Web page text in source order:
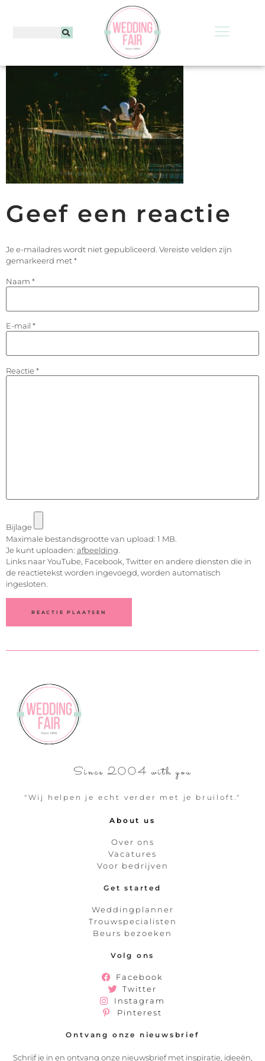
Geef een reactie
Je e-mailadres wordt niet gepubliceerd. Vereiste velden zijn
gemarkeerd met*
Naam *
E-mail *
Reactie *
Bijlage
Maximale bestandsgrootte van upload: 1 MB.
Je kunt uploaden: afbeelding
Links naar YouTube, Facebook, Twitter en andere diensten die in
de reactietekst worden ingevoegd, worden automatisch
ingesloten.
Since 2004 with you
"Wij helpen je echt verder met je bruiloft."
About us
Over ons
Vacatures
Voor bedrijven
Get started
Weddingplanner
Trouwspecialisten
Beurs bezoeken
Volg ons
Facebook
Twitter
Instagram
Pinterest
Ontvang onze nieuwsbrief
Schrijf je in en ontvang onze nieuwsbrief met inspiratie, ideeën,